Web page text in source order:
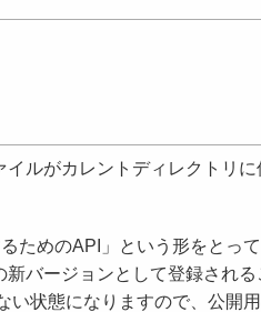
ルがカレントディレクトリに
ためのAPI」という形をとっ
バージョンとして登録される
い状態になりますので、公開